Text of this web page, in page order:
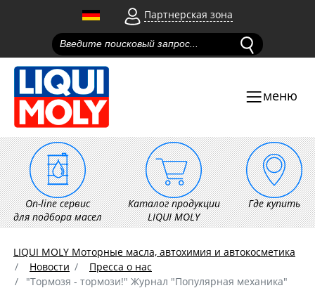
Партнерская зона
меню
On-line сервис
для подбора масел
Каталог продукции
LIQUI MOLY
Где купить
LIQUI MOLY Моторные масла, автохимия и автокосметика
Новости
Пресса о нас
"Тормозя - тормози!" Журнал "Популярная механика"